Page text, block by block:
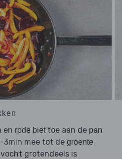
en rode biettoe aan de pan
3min mee tot de groente
grotendeels is